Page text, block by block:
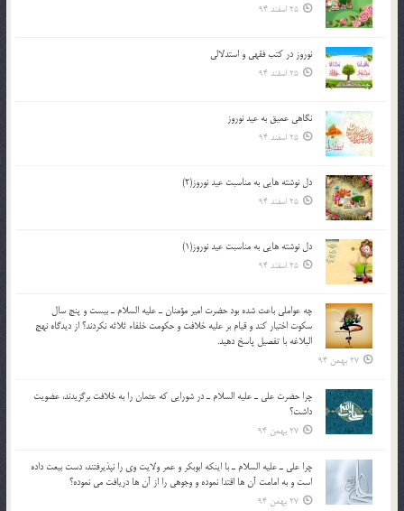
25 اسفند 94
نوروز در كتب فقهى و استدلالى‏
25 اسفند 94
نگاهى عميق به عيد نوروز
25 اسفند 94
دل نوشته هایی به مناسبت عید نوروز(2)
25 اسفند 94
دل نوشته هایی به مناسبت عید نوروز(1)
25 اسفند 94
چه عواملي باعث شده بود حضرت امير مؤمنان ـ عليه السلام ـ بيست و پنج سال
سکوت اختيار کند و قيام بر عليه خلافت و حکومت خلفاء ثلاثه نکردند؟ از ديدگاه نهج
البلاغه با تفصيل پاسخ دهيد.
27 بهمن 94
چرا حضرت علي ـ عليه السلام ـ در شورايي كه عثمان را به خلافت برگزيدند، عضويت
داشت؟
27 بهمن 94
چرا علي ـ عليه السلام ـ با اينكه ابوبكر و عمر ولايت وي را نپذيرفتند، دست بيعت داده
است و به امامت آن ها اقتدا نموده و وجوهي را از آن ها دريافت مي نموده؟
27 بهمن 94